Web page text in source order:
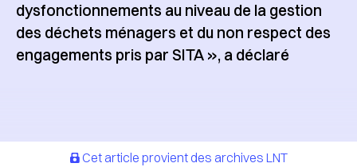
dysfonctionnements au niveau de la gestion
des déchets ménagers et du non respect des
engagements pris par SITA », a déclaré
Cet article provient des archives LNT